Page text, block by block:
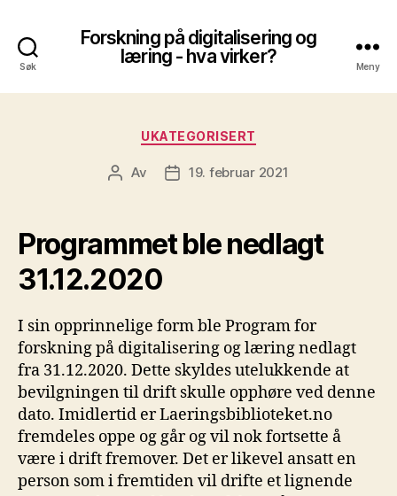
Søk
Forskning på digitalisering og
læring - hva virker?
Meny
Kategorier
UKATEGORISERT
Innleggsforfatter
Av Publiseringsdato
19. februar 2021
Programmet ble nedlagt
31.12.2020
I sin opprinnelige form ble Program for
forskning på digitalisering og læring nedlagt
fra 31.12.2020. Dette skyldes utelukkende at
bevilgningen til drift skulle opphøre ved denne
dato. Imidlertid er Laeringsbiblioteket.no
fremdeles oppe og går og vil nok fortsette å
være i drift fremover. Det er likevel ansatt en
person som i fremtiden vil drifte et lignende